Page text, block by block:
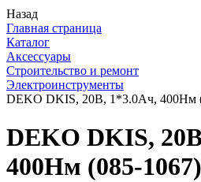
Назад
Главная страница
Каталог
Аксессуары
Строительство и ремонт
Электроинструменты
DEKO DKIS, 20В, 1*3.0Ач, 400Нм
DEKO DKIS,
400Нм (085-1067)